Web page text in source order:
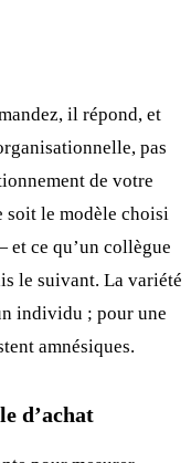
il répond, et
pas
de votre
soit le modèle choisi
ce qu’un collègue
le suivant. La variété
individu ; pour une
amnésiques.
d’achat